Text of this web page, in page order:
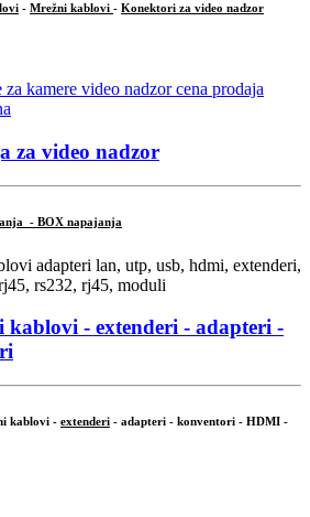
- Mrežni kablovi - Konektori za video nadzor
za video nadzor
- BOX napajanja
kablovi - extenderi - adapteri -
kablovi - extenderi - adapteri - konventori - HDMI -